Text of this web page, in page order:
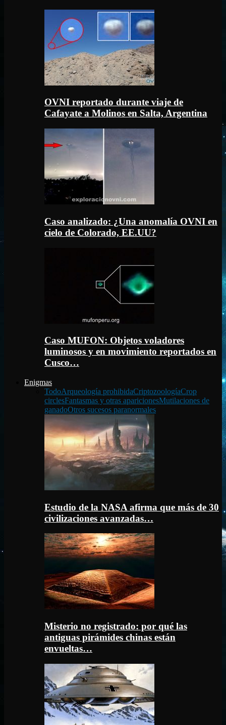
OVNI reportado durante viaje de
Cafayate a Molinos en Salta, Argentina
Caso analizado: ¿Una anomalía OVNI en
cielo de Colorado, EE.UU?
Caso MUFON: Objetos voladores
luminosos y en movimiento reportados en
Cusco…
Enigmas
TodoArqueología prohibidaCriptozoologíaCrop
circlesFantasmas y otras aparicionesMutilaciones de
ganadoOtros sucesos paranormales
Estudio de la NASA afirma que más de 30
civilizaciones avanzadas…
Misterio no registrado: por qué las
antiguas pirámides chinas están
envueltas…